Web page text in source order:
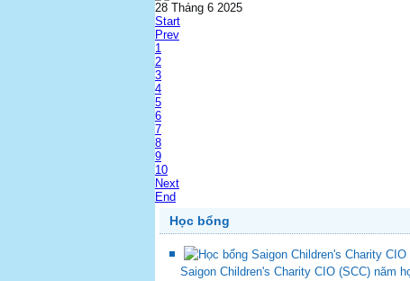
28 Tháng 6 2025
Start
Prev
1
2
3
4
5
6
7
8
9
10
Next
End
Học bổng
Saigon Children's Charity CIO (SCC) năm